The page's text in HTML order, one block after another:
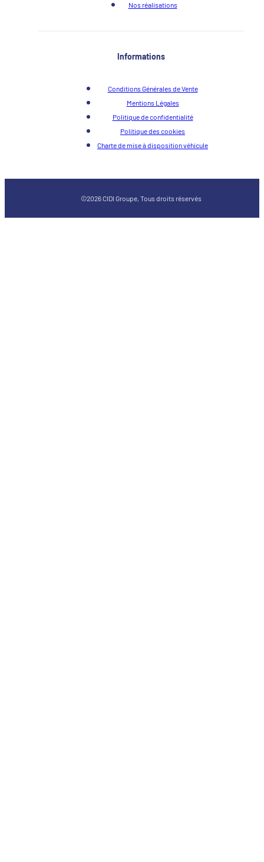
Nos réalisations
Informations
Conditions Générales de Vente
Mentions Légales
Politique de confidentialité
Politique des cookies
Charte de mise à disposition véhicule
©2026 CIDI Groupe, Tous droits réservés